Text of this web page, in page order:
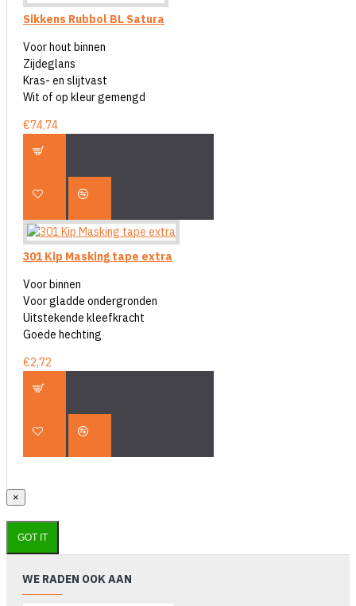
Sikkens Rubbol BL Satura
Voor hout binnen
Zijdeglans
Kras- en slijtvast
Wit of op kleur gemengd
€74,74
301 Kip Masking tape extra
Voor binnen
Voor gladde ondergronden
Uitstekende kleefkracht
Goede hechting
€2,72
×
GOT IT
WE RADEN OOK AAN